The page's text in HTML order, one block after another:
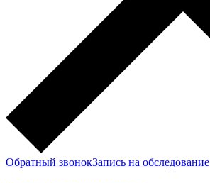
Обратный звонокЗапись на обследование